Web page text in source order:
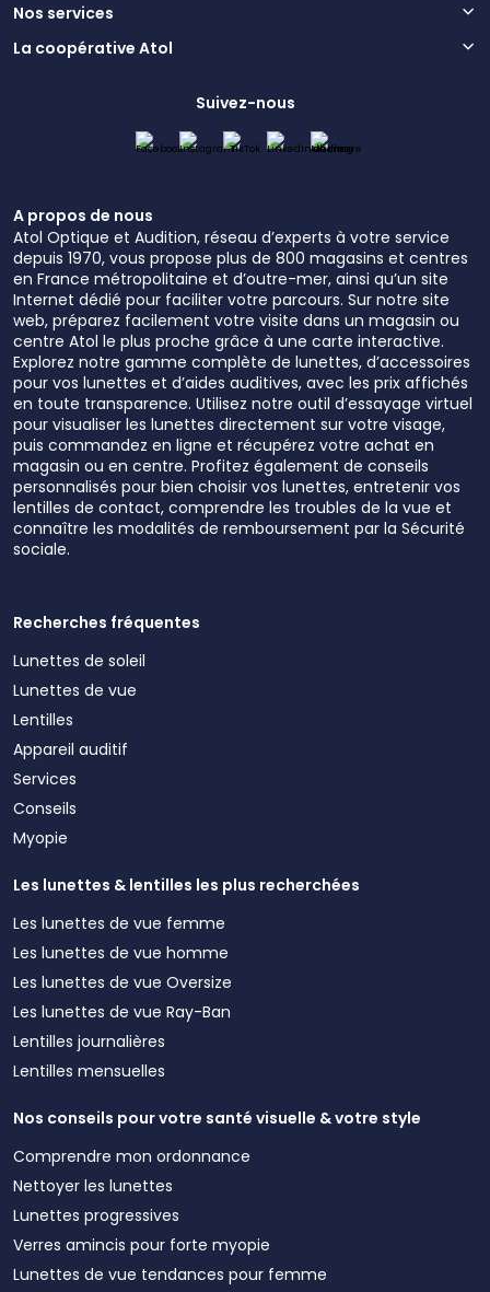
Nos services
La coopérative Atol
Suivez-nous
A propos de nous
Atol Optique et Audition, réseau d’experts à votre service
depuis 1970, vous propose plus de 800 magasins et centres
en France métropolitaine et d’outre-mer, ainsi qu’un site
Internet dédié pour faciliter votre parcours. Sur notre site
web, préparez facilement votre visite dans un magasin ou
centre Atol le plus proche grâce à une carte interactive.
Explorez notre gamme complète de lunettes, d’accessoires
pour vos lunettes et d’aides auditives, avec les prix affichés
en toute transparence. Utilisez notre outil d’essayage virtuel
pour visualiser les lunettes directement sur votre visage,
puis commandez en ligne et récupérez votre achat en
magasin ou en centre. Profitez également de conseils
personnalisés pour bien choisir vos lunettes, entretenir vos
lentilles de contact, comprendre les troubles de la vue et
connaître les modalités de remboursement par la Sécurité
sociale.
Recherches fréquentes
Lunettes de soleil
Lunettes de vue
Lentilles
Appareil auditif
Services
Conseils
Myopie
Les lunettes & lentilles les plus recherchées
Les lunettes de vue femme
Les lunettes de vue homme
Les lunettes de vue Oversize
Les lunettes de vue Ray-Ban
Lentilles journalières
Lentilles mensuelles
Nos conseils pour votre santé visuelle & votre style
Comprendre mon ordonnance
Nettoyer les lunettes
Lunettes progressives
Verres amincis pour forte myopie
Lunettes de vue tendances pour femme